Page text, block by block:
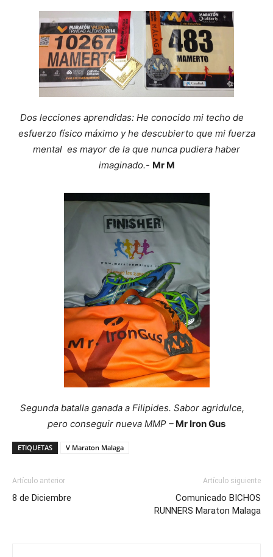
Dos lecciones aprendidas: He conocido mi techo de
esfuerzo físico máximo y he descubierto que mi fuerza
mental es mayor de la que nunca pudiera haber
imaginado.- Mr M
Segunda batalla ganada a Filipides. Sabor agridulce,
pero conseguir nueva MMP – Mr Iron Gus
ETIQUETAS V Maraton Malaga
Artículo anterior
8 de Diciembre
Artículo siguiente
Comunicado BICHOS
RUNNERS Maraton Malaga